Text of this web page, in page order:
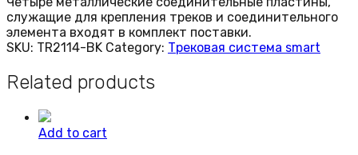
служащие для крепления треков и соединительного
элемента входят в комплект поставки.
SKU: TR2114-BK Category: Трековая система smart
Related products
Add to cart